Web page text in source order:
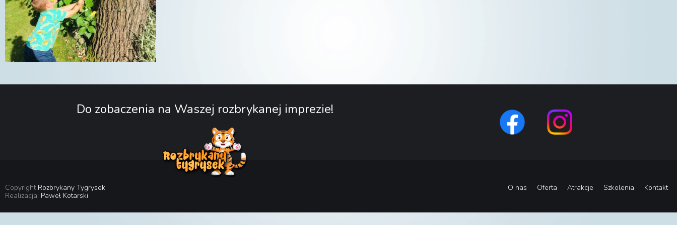
Do zobaczenia na Waszej rozbrykanej imprezie!
Copyright Rozbrykany Tygrysek
Realizacja: Paweł Kotarski
O nas Oferta Atrakcje Szkolenia Kontakt